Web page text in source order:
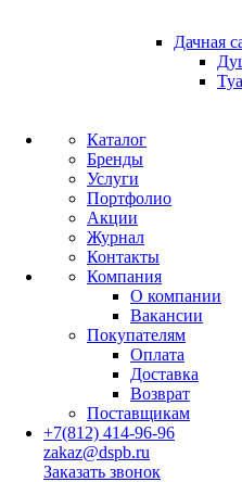
Дачная
Каталог
Бренды
Услуги
Портфолио
Акции
Журнал
Контакты
Компания
О компании
Вакансии
Покупателям
Оплата
Доставка
Возврат
Поставщикам
+7(812) 414-96-96
zakaz@dspb.ru
Заказать звонок